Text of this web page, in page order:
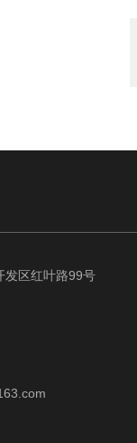
发区红叶路99号